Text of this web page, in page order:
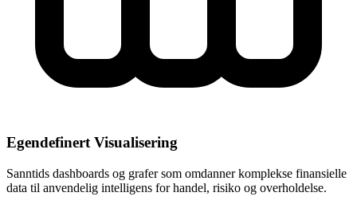
Egendefinert Visualisering
Sanntids dashboards og grafer som omdanner komplekse finansielle
data til anvendelig intelligens for handel, risiko og overholdelse.